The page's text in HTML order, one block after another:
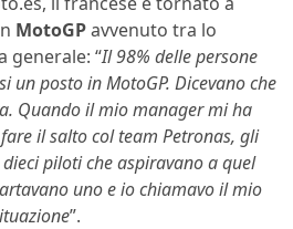
MotoGPavvenuto tra lo
generale: “Il 98% delle persone
un posto in MotoGP. Dicevano che
Quando il mio manager mi ha
il salto col team Petronas, gli
dieci piloti che aspiravano a quel
uno e io chiamavo il mio
”.